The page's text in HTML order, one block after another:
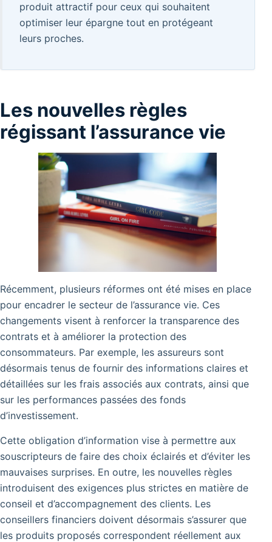
produit attractif pour ceux qui souhaitent
optimiser leur épargne tout en protégeant
leurs proches.
Les nouvelles règles
régissant l’assurance vie
Récemment, plusieurs réformes ont été mises en place
pour encadrer le secteur de l’assurance vie. Ces
changements visent à renforcer la transparence des
contrats et à améliorer la protection des
consommateurs. Par exemple, les assureurs sont
désormais tenus de fournir des informations claires et
détaillées sur les frais associés aux contrats, ainsi que
sur les performances passées des fonds
d’investissement.
Cette obligation d’information vise à permettre aux
souscripteurs de faire des choix éclairés et d’éviter les
mauvaises surprises. En outre, les nouvelles règles
introduisent des exigences plus strictes en matière de
conseil et d’accompagnement des clients. Les
conseillers financiers doivent désormais s’assurer que
les produits proposés correspondent réellement aux